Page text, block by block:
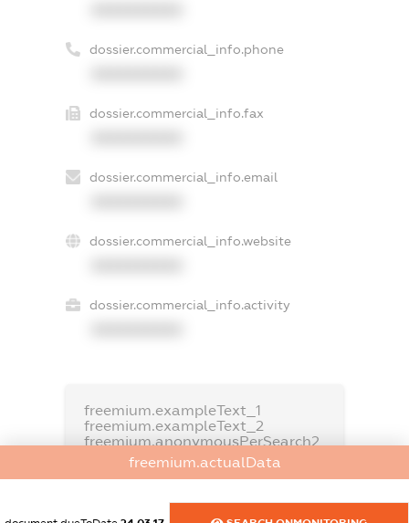
dossier.commercial_info.phone
dossier.commercial_info.fax
dossier.commercial_info.email
dossier.commercial_info.website
dossier.commercial_info.activity
freemium.exampleText_1
freemium.exampleText_2
freemium.anonymousPerSearch2
FREEMIUM.DETAILS
freemium.actualData